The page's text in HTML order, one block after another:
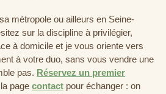
métropole ou ailleurs en Seine-
sur la discipline à privilégier,
à domicile et je vous oriente vers
à votre duo, sans vous vendre une
pas. Réservez un premier
page contact pour échanger : on